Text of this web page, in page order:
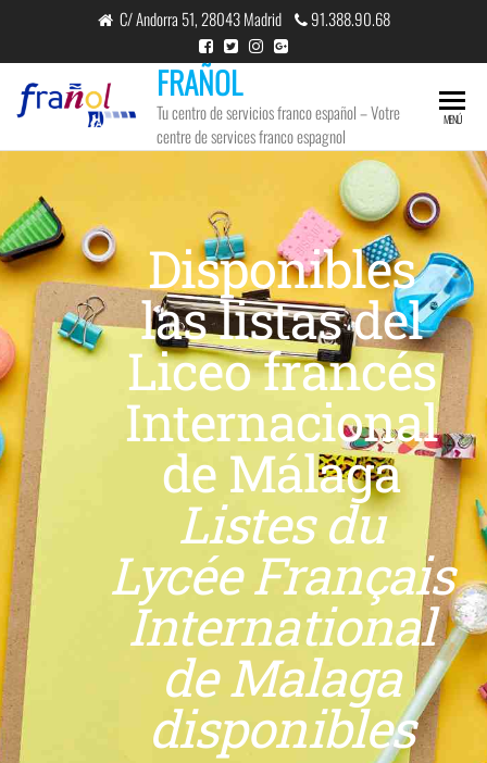
C/ Andorra 51, 28043 Madrid 91.388.90.68
FRAÑOL
Tu centro de servicios franco español – Votre
centre de services franco espagnol
MENÚ
25
2024
0 Disponibles
las listas del
Liceo francés
Internacional
de Málaga
Listes du
Lycée Français
International
de Malaga
disponibles